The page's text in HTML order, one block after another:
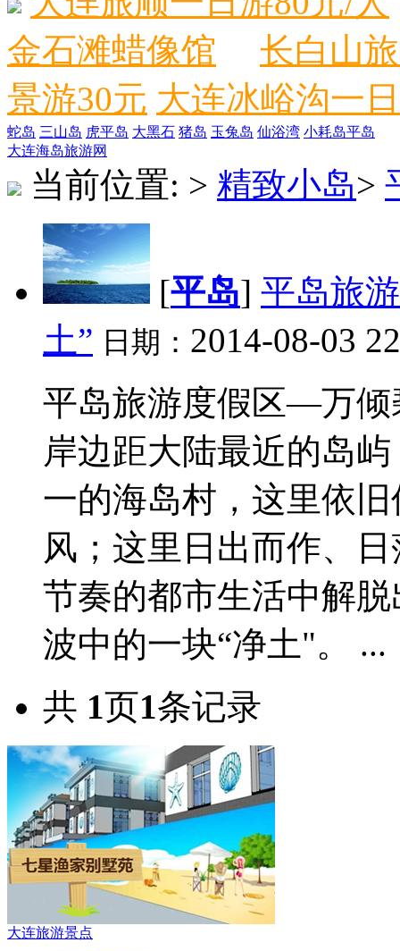
金石滩蜡像馆
长白山
景游30元 大连冰峪沟一
蛇岛 三山岛 虎平岛 大黑石 猪岛 玉兔岛 仙浴湾 小耗岛平岛
大连海岛旅游网
当前位置: > 精致小岛>
[平岛] 平岛旅
土” 日期： 2014-08-03
平岛旅游度假区—万倾
岸边距大陆最近的岛
一的海岛村，这里依
风；这里日出而作、
节奏的都市生活中解
波中的一块“净土"。 ...
共 1页1条记录
大连旅游景点